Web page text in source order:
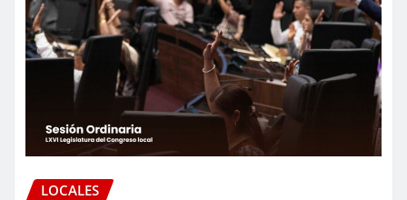
LOCALES